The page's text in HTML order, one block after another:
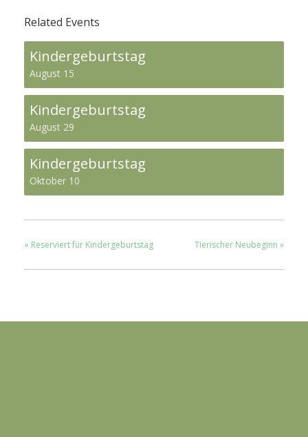
Related Events
Kindergeburtstag
August 15
Kindergeburtstag
August 29
Kindergeburtstag
Oktober 10
« Reserviert für Kindergeburtstag Tierischer Neubeginn »